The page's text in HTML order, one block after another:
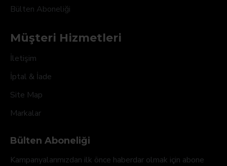
Bülten Aboneliği
Müşteri Hizmetleri
İletişim
İptal & İade
Site Map
Markalar
Bülten Aboneliği
Kampanyalarımızdan ilk önce haberdar olmak için abone